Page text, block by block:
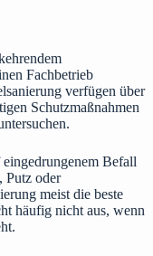
Fachbetrieb
verfügen über
Schutzmaßnahmen
Befall
Putz oder
meist die beste
häufig nicht aus, wenn